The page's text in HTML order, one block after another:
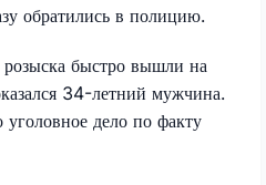
обратились в полицию.
быстро вышли на
34-летний мужчина.
уголовное дело по факту